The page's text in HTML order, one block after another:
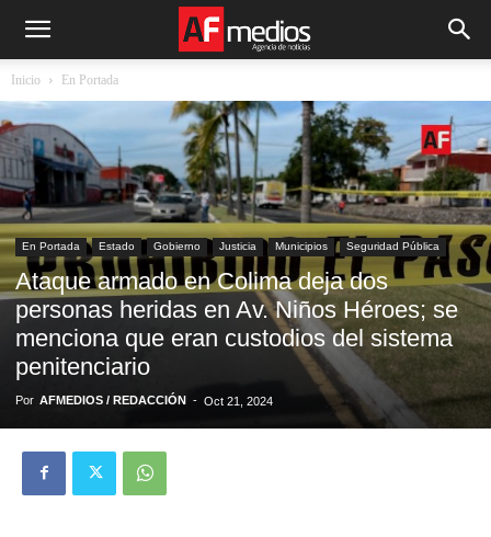
Inicio En Portada
En Portada Estado Gobierno Justicia Municipios Seguridad Pública
Ataque armado en Colima deja dos
personas heridas en Av. Niños Héroes; se
menciona que eran custodios del sistema
penitenciario
Por AFMEDIOS / REDACCIÓN - Oct 21, 2024